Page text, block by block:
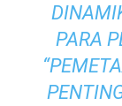
PARA